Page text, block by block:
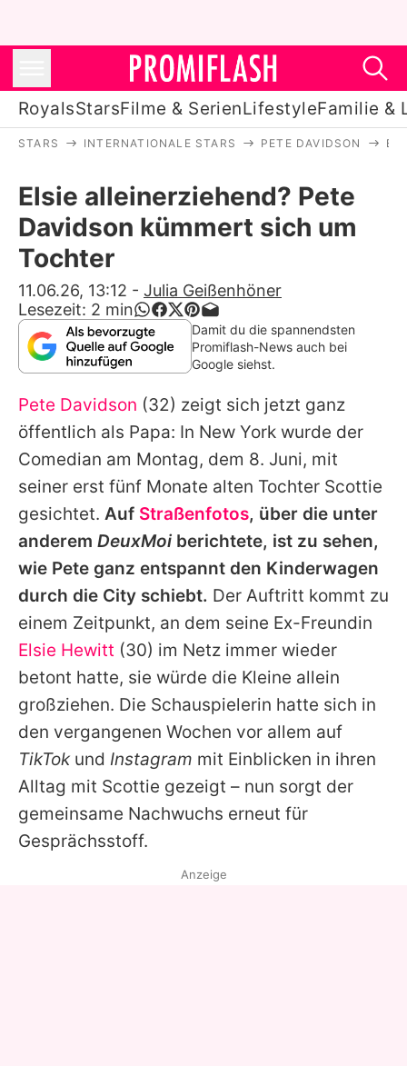
RoyalsStarsFilme & SerienLifestyleFamilie &
Stars
Filme & Serien
Lifestyle
Familie & Liebe
Promiflash Exklusiv
Alle Themen auf Promiflash
Jobs
App runterladen
Team
Redaktionelle Richtlinien
Impressum
Datenschutzerklärung
Nutzungsbedingungen
Utiq verwalten
STARS INTERNATIONALE STARS PETE DAVIDSON
Elsie alleinerziehend? Pete
Davidson kümmert sich um
Tochter
11.06.26, 13:12 - Julia Geißenhöner
Lesezeit: 2 min
Damit du die spannendsten
Promiflash-News auch bei
Google siehst.
Pete Davidson (32) zeigt sich jetzt ganz
öffentlich als Papa: In New York wurde der
Comedian am Montag, dem 8. Juni, mit
seiner erst fünf Monate alten Tochter Scottie
gesichtet. Auf Straßenfotos, über die unter
anderem DeuxMoi berichtete, ist zu sehen,
wie Pete ganz entspannt den Kinderwagen
durch die City schiebt. Der Auftritt kommt zu
einem Zeitpunkt, an dem seine Ex-Freundin
Elsie Hewitt (30) im Netz immer wieder
betont hatte, sie würde die Kleine allein
großziehen. Die Schauspielerin hatte sich in
den vergangenen Wochen vor allem auf
TikTokund Instagram mit Einblicken in ihren
Alltag mit Scottie gezeigt – nun sorgt der
gemeinsame Nachwuchs erneut für
Gesprächsstoff.
Anzeige